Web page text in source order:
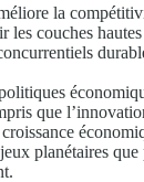
la
les couches
que
planétaires